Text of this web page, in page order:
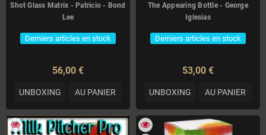
Shot Glass Matrix - Patricio - Bond
Lee
Derniers articles en stock
56,00 €
UNBOXING AU PANIER
The Appearing Bottle - George
Iglesias
Derniers articles en stock
53,00 €
UNBOXING AU PANIER